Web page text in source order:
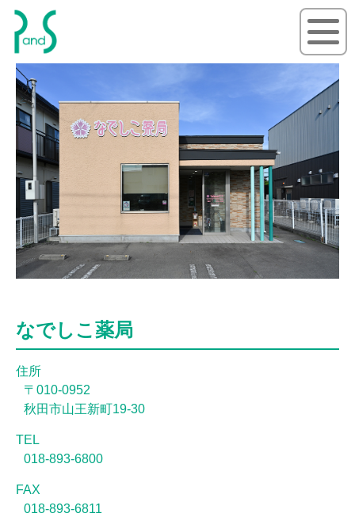
なでしこ薬局
住所
〒010-0952
秋田市山王新町19-30
TEL
018-893-6800
FAX
018-893-6811